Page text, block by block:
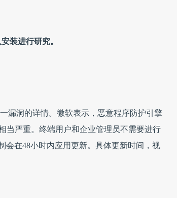
装进行研究。
漏洞的详情。微软表示，恶意程序防护引擎
当严重。终端用户和企业管理员不需要进行
会在48小时内应用更新。具体更新时间，视